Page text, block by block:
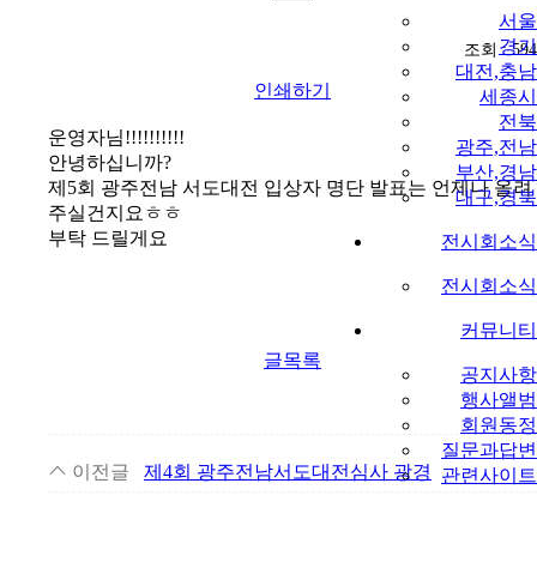
서울
경기
대전,충남
세종시
전북
광주,전남
부산,경남
대구,경북
전시회소식
전시회소식
커뮤니티
공지사항
행사앨범
회원동정
질문과답변
관련사이트
조회 : 594
인쇄하기
운영자님!!!!!!!!!!
안녕하십니까?
제5회 광주전남 서도대전 입상자 명단 발표는 언제나 올려
주실건지요ㅎㅎ
부탁 드릴게요
글목록
이전글 제4회 광주전남서도대전심사 광경